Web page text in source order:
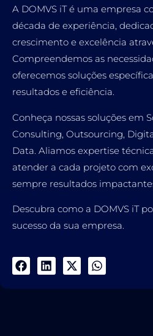
A DOMVS iT é uma empresa
década de experiência,
crescimento e excelência
Compreendemos as
oferecemos soluções
resultados e eficiência.
Conheça nossas soluções em
Consulting, Outsourcing,
Data. Aliamos expertise
atender a cada projeto com
sempre resultados
Descubra como a DOMVS iT
sucesso da sua empresa.